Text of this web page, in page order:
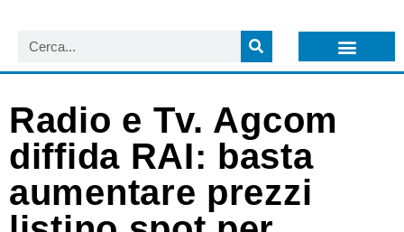
Radio e Tv. Agcom
diffida RAI: basta
aumentare prezzi